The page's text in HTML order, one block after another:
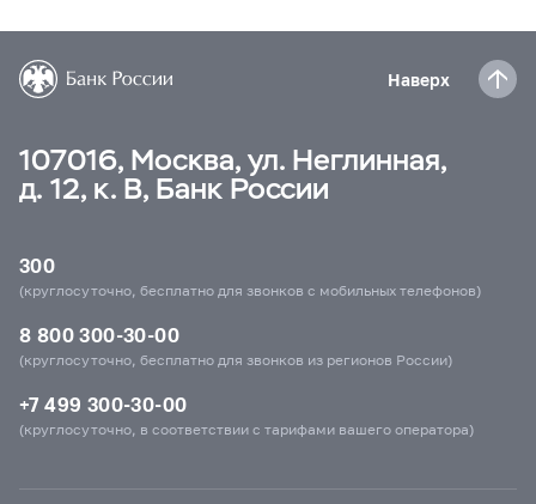
Наверх
107016, Москва, ул. Неглинная,
д. 12, к. В, Банк России
300
(круглосуточно, бесплатно для звонков с мобильных телефонов)
8 800 300-30-00
(круглосуточно, бесплатно для звонков из регионов России)
+7 499 300-30-00
(круглосуточно, в соответствии с тарифами вашего оператора)